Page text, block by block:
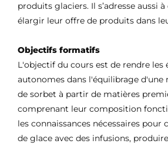
produits glaciers. Il s’adresse aussi
élargir leur offre de produits dans
Objectifs formatifs
L'objectif du cours est de rendre les
autonomes dans l'équilibrage d'une
de sorbet à partir de matières
comprenant leur composition
les connaissances nécessaires pour
de glace avec des infusions,